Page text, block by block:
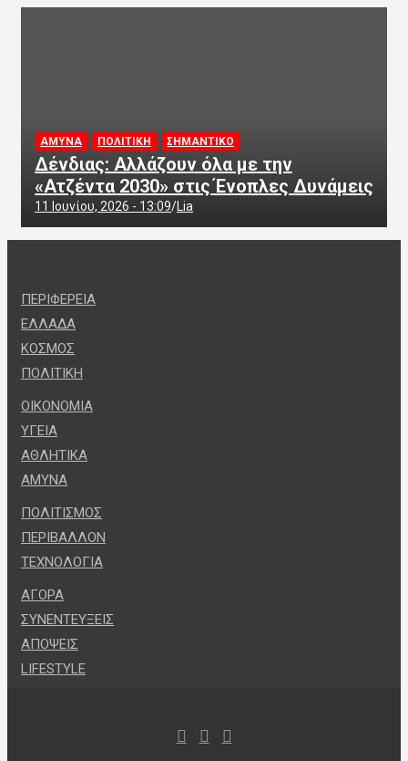
ΑΜΥΝΑ ΠΟΛΙΤΙΚΗ ΣΗΜΑΝΤΙΚΟ
Δένδιας: Αλλάζουν όλα με την
«Ατζέντα 2030» στις Ένοπλες Δυνάμεις
11 Ιουνίου, 2026 - 13:09 Lia
ΠΕΡΙΦΕΡΕΙΑ
ΕΛΛΑΔΑ
ΚΟΣΜΟΣ
ΠΟΛΙΤΙΚΗ
ΟΙΚΟΝΟΜΙΑ
ΥΓΕΙΑ
ΑΘΛΗΤΙΚΑ
ΑΜΥΝΑ
ΠΟΛΙΤΙΣΜΟΣ
ΠΕΡΙΒΑΛΛΟΝ
ΤΕΧΝΟΛΟΓΙΑ
ΑΓΟΡΑ
ΣΥΝΕΝΤΕΥΞΕΙΣ
ΑΠΟΨΕΙΣ
LIFESTYLE